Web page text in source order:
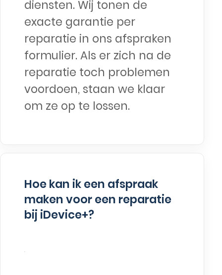
diensten. Wij tonen de
exacte garantie per
reparatie in ons afspraken
formulier. Als er zich na de
reparatie toch problemen
voordoen, staan we klaar
om ze op te lossen.
Hoe kan ik een afspraak
maken voor een reparatie
bij iDevice+?